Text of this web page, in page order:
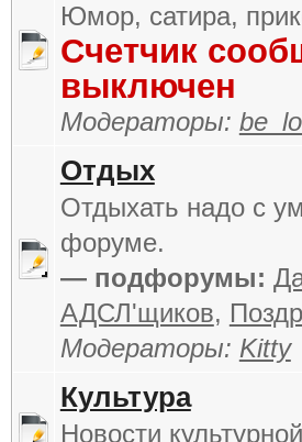
Юмор, сатира,
Счетчик
выключен
Модераторы:
Отдых
Отдыхать надо с
форуме.
— подфорумы:
АДСЛ'щиков,
Модераторы: Kitty
Культура
Новости